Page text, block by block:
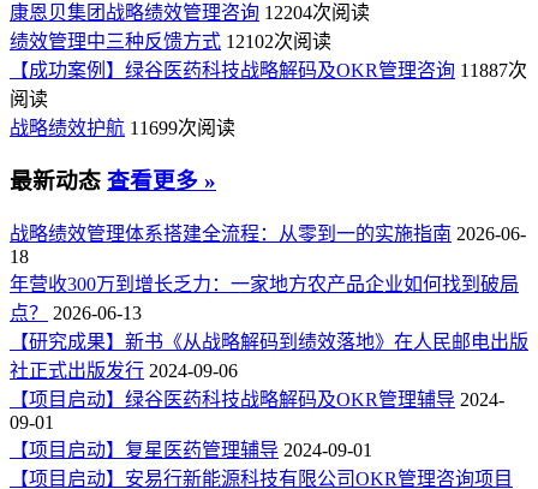
康恩贝集团战略绩效管理咨询 12204次阅读
绩效管理中三种反馈方式 12102次阅读
【成功案例】绿谷医药科技战略解码及OKR管理咨询 11887次
阅读
战略绩效护航 11699次阅读
最新动态 查看更多 »
战略绩效管理体系搭建全流程：从零到一的实施指南 2026-06-
18
年营收300万到增长乏力：一家地方农产品企业如何找到破局
点？
2026-06-13
【研究成果】新书《从战略解码到绩效落地》在人民邮电出版
社正式出版发行 2024-09-06
【项目启动】绿谷医药科技战略解码及OKR管理辅导 2024-
09-01
【项目启动】复星医药管理辅导 2024-09-01
【项目启动】安易行新能源科技有限公司OKR管理咨询项目